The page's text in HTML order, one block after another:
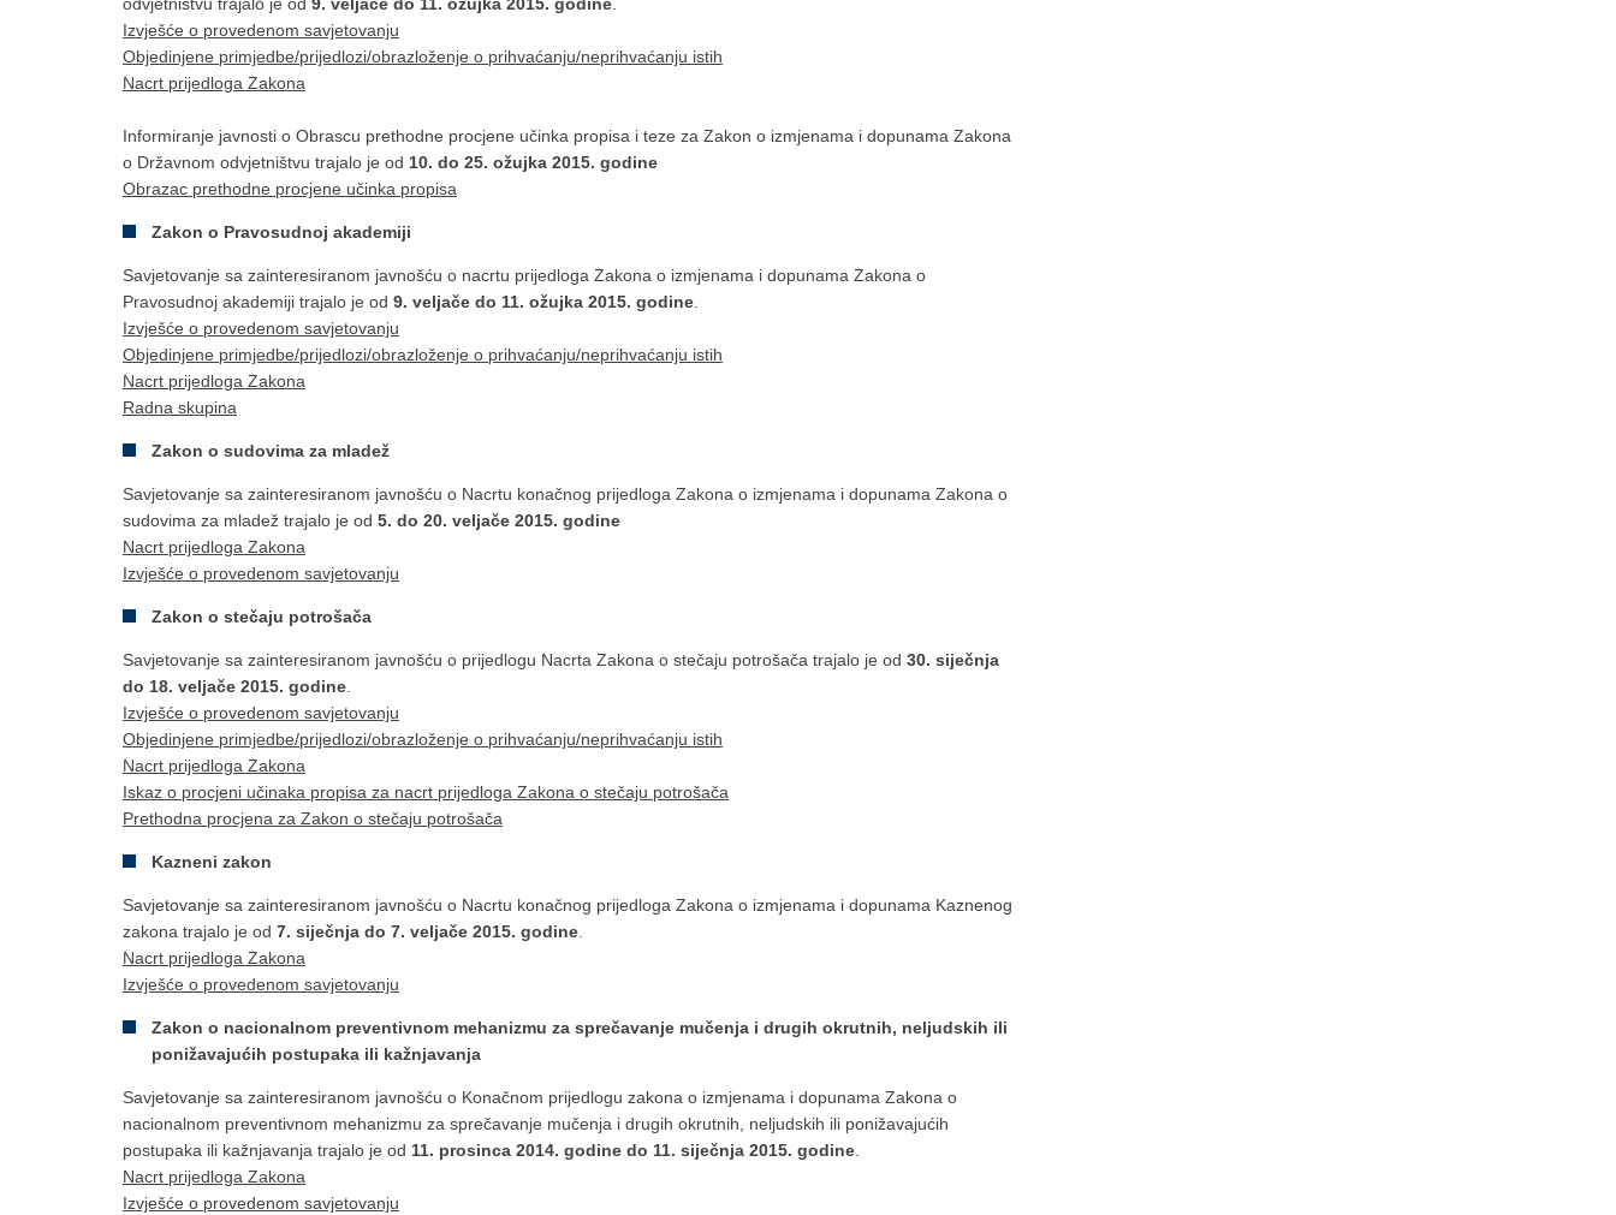
Izvješće o provedenom savjetovanju
Objedinjene primjedbe/prijedlozi/obrazloženje o prihvaćanju/neprihvaćanju istih
Nacrt prijedloga Zakona
Informiranje javnosti o Obrascu prethodne procjene učinka propisa i teze za Zakon o izmjenama i dopunama Zakona
o Državnom odvjetništvu trajalo je od 10. do 25. ožujka 2015. godine
Obrazac prethodne procjene učinka propisa
Zakon o Pravosudnoj akademiji
Savjetovanje sa zainteresiranom javnošću o nacrtu prijedloga Zakona o izmjenama i dopunama Zakona o
Pravosudnoj akademiji trajalo je od 9. veljače do 11. ožujka 2015. godine
Izvješće o provedenom savjetovanju
Objedinjene primjedbe/prijedlozi/obrazloženje o prihvaćanju/neprihvaćanju istih
Nacrt prijedloga Zakona
Radna skupina
Zakon o sudovima za mladež
Savjetovanje sa zainteresiranom javnošću o Nacrtu konačnog prijedloga Zakona o izmjenama i dopunama Zakona o
sudovima za mladež trajalo je od 5. do 20. veljače 2015. godine
Nacrt prijedloga Zakona
Izvješće o provedenom savjetovanju
Zakon o stečaju potrošača
Savjetovanje sa zainteresiranom javnošću o prijedlogu Nacrta Zakona o stečaju potrošača trajalo je od 30. siječnja
do 18. veljače 2015. godine
Izvješće o provedenom savjetovanju
Objedinjene primjedbe/prijedlozi/obrazloženje o prihvaćanju/neprihvaćanju istih
Nacrt prijedloga Zakona
Iskaz o procjeni učinaka propisa za nacrt prijedloga Zakona o stečaju potrošača
Prethodna procjena za Zakon o stečaju potrošača
Kazneni zakon
Savjetovanje sa zainteresiranom javnošću o Nacrtu konačnog prijedloga Zakona o izmjenama i dopunama Kaznenog
zakona trajalo je od 7. siječnja do 7. veljače 2015. godine
Nacrt prijedloga Zakona
Izvješće o provedenom savjetovanju
Zakon o nacionalnom preventivnom mehanizmu za sprečavanje mučenja i drugih okrutnih, neljudskih ili
ponižavajućih postupaka ili kažnjavanja
Savjetovanje sa zainteresiranom javnošću o Konačnom prijedlogu zakona o izmjenama i dopunama Zakona o
nacionalnom preventivnom mehanizmu za sprečavanje mučenja i drugih okrutnih, neljudskih ili ponižavajućih
postupaka ili kažnjavanja trajalo je od 11. prosinca 2014. godine do 11. siječnja 2015. godine
Nacrt prijedloga Zakona
Izvješće o provedenom savjetovanju